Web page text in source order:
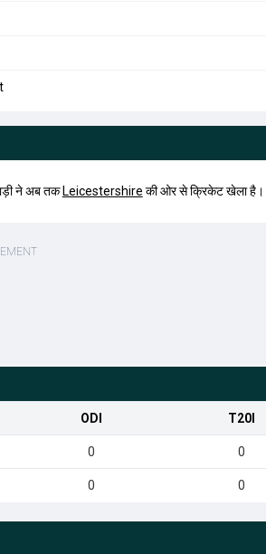
ने अब तक Leicestershire की ओर से क्रिकेट खेला है।
ODI T20I
0 0
0 0